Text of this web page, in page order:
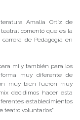
Amalia Ortíz de
comentó que es la
de Pedagogía en
mi y también para los
muy diferente de
muy bien fueron muy
decidimos hacer esta
establecimientos
teatro voluntarios”